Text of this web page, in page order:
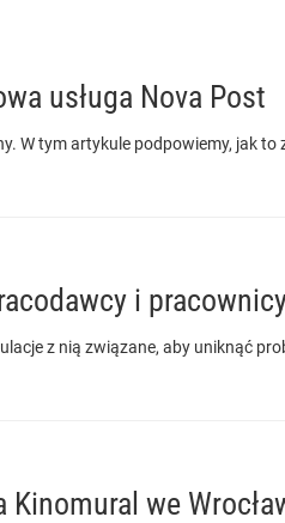
usługa Nova Post
W tym artykule podpowiemy, jak to
i
z nią związane, aby uniknąć
Kinomural we